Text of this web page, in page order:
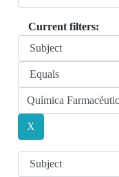
Current filters: